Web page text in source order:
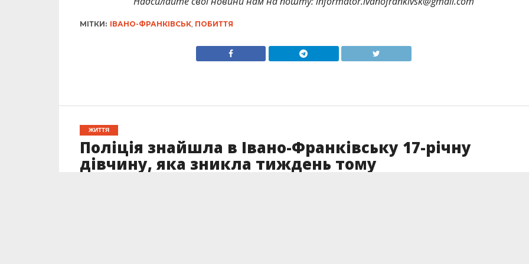
МІТКИ: ІВАНО-ФРАНКІВСЬК, ПОБИТТЯ
ЖИТТЯ
Поліція знайшла в Івано-Франківську 17-річну
дівчину, яка зникла тиждень тому